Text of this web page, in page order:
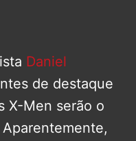
Daniel
de destaque
X-Men serão o
Aparentemente,